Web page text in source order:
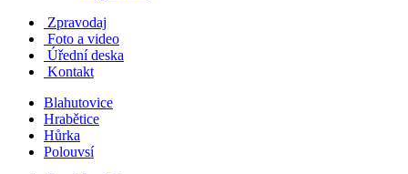
Zpravodaj
Foto a video
Úřední deska
Kontakt
Blahutovice
Hrabětice
Hůrka
Polouvsí